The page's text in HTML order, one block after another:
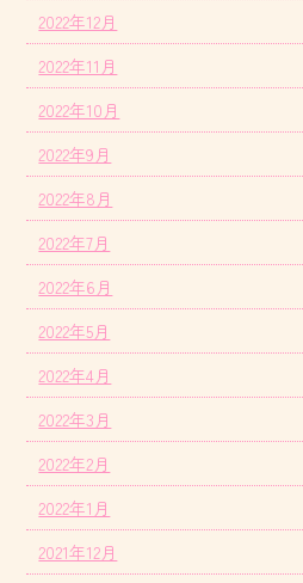
2022年12月
2022年11月
2022年10月
2022年9月
2022年8月
2022年7月
2022年6月
2022年5月
2022年4月
2022年3月
2022年2月
2022年1月
2021年12月